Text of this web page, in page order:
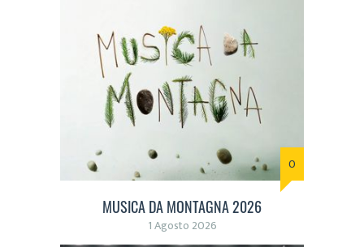
0
MUSICA DA MONTAGNA 2026
1 Agosto 2026